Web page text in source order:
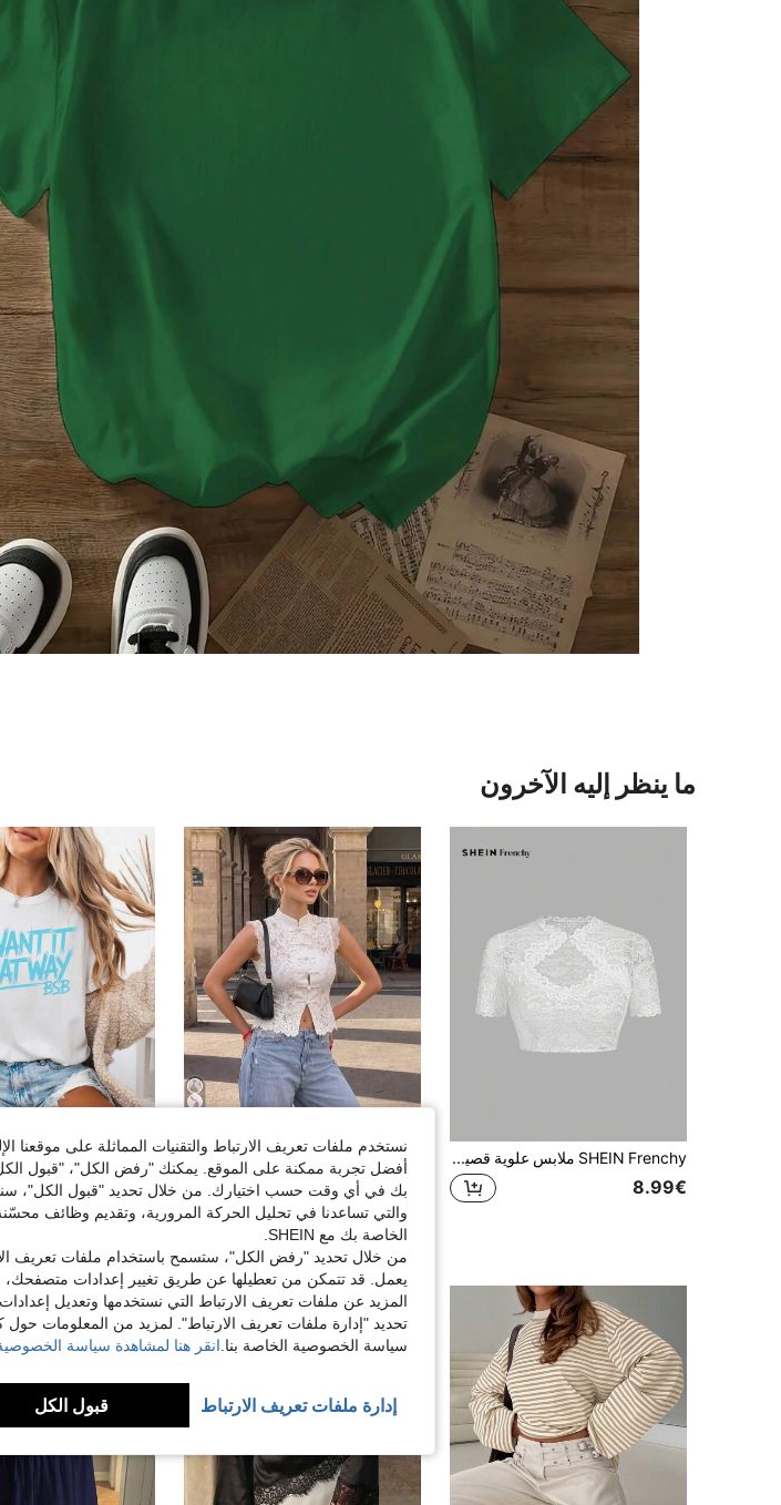
ما ينظر إليه الآخرون
SHEIN Frenchy ملابس علوية قصيرة نسائية من الدانتيل الزهري المفرغ بأكمام قصيرة، ملابس علوية صيفية بيضاء شفافة أنيقة، ملابس علوية نسائية بياقة قلب مكشكشة لتناول الطعام
8.99€
%2-
12.33€
12.68€
%12-
4.39€
4.99€
نستخدم ملفات تعريف الارتباط والتقنيات المماثلة على موقعنا
أفضل تجربة ممكنة على الموقع. يمكنك "رفض الكل"، "قبول
بك في أي وقت حسب اختيارك. من خلال تحديد "قبول الكل"،
والتي تساعدنا في تحليل الحركة المرورية، وتقديم وظائف
الخاصة بك مع SHEIN.
من خلال تحديد "رفض الكل"، ستسمح باستخدام ملفات تعريف
يعمل. قد تتمكن من تعطيلها عن طريق تغيير إعدادات
المزيد عن ملفات تعريف الارتباط التي نستخدمها وتعديل
تحديد "إدارة ملفات تعريف الارتباط". لمزيد من المعلومات حول
سياسة الخصوصية الخاصة بنا. انقر هنا لمشاهدة سياسة الخصوصية
إدارة ملفات تعريف الارتباط قبول الكل